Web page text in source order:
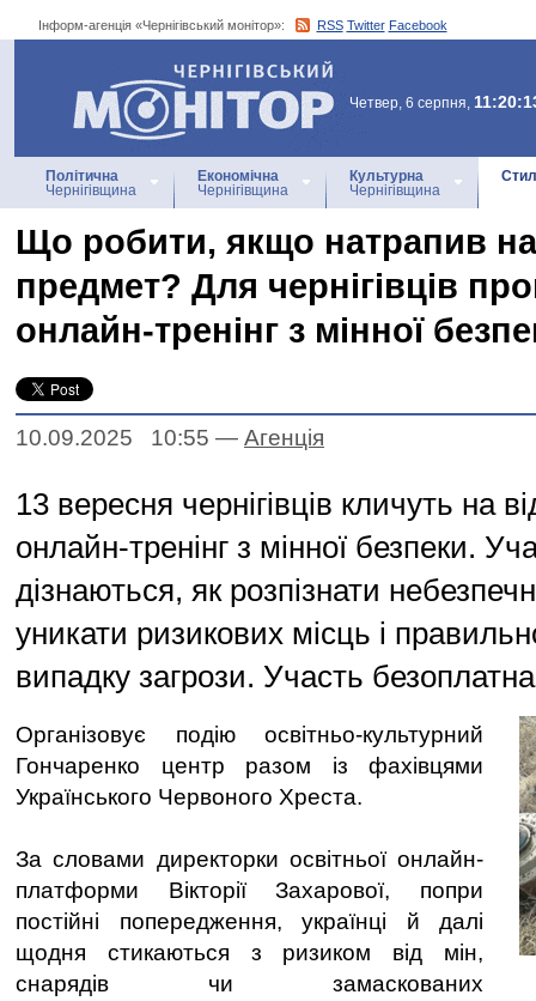
Інформ-агенція «Чернігівський монітор»: RSS Twitter Facebook
Інформ-агенція
«Чернігівський монітор»
Четвер, 6 серпня,
Політична
Чернігівщина
Економічна
Чернігівщина
Культурна
Чернігівщина
Що робити, якщо натрапив на
предмет? Для чернігівців
онлайн-тренінг з мінної
10.09.2025 10:55 — Агенцiя
13 вересня чернігівців кличуть на
онлайн-тренінг з мінної безпеки.
дізнаються, як розпізнати
уникати ризикових місць і
випадку загрози. Участь
Організовує подію освітньо-культурний
Гончаренко центр разом із фахівцями
Українського Червоного Хреста.
За словами директорки освітньої онлайн-
платформи Вікторії Захарової, попри
постійні попередження, українці й далі
щодня стикаються з ризиком від мін,
снарядів чи замаскованих